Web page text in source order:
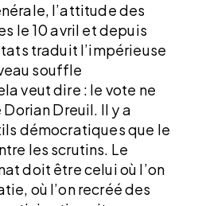
l’attitude des
le 10 avril et depuis
traduit l’impérieuse
souffle
veut dire : le vote ne
Dreuil. Il y a
démocratiques que le
les scrutins. Le
doit être celui où l’on
où l’on recréé des